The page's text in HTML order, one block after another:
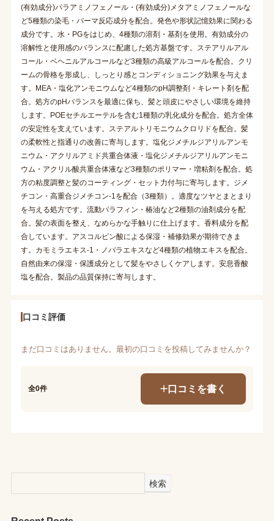
(有効成分)パラアミノフェノール・(有効成分)メタアミノフェノールな
ど5種類の染毛・パーマ反応成分を配合。発色や形状記憶効果に関わる
成分です。水・PGをはじめ、4種類の溶剤・基剤を使用。有効成分の
溶解性と使用感のバランスに配慮した処方基盤です。ステアリルアル
コール・ベヘニルアルコールなど3種類の高級アルコールを配合。クリ
ームの骨格を形成し、しっとり感とコンディショニング効果を与えま
す。MEA・塩化アンモニウムなど4種類のpH調整剤・キレート剤を配
合。処方のpHバランスを最適に保ち、髪と頭皮にやさしい環境を維持
します。POEセチルエーテルを含む1種類の乳化成分を配合。処方全体
の安定性を支えています。ステアルトリモニウムクロリドを配合。髪
の柔軟性と指通りの改善に寄与します。塩化ジメチルジアリルアンモ
ニウム・アクリルアミド共重合体液・塩化ジメチルジアリルアンモニ
ウム・アクリル酸共重合体液など3種類のポリマー・増粘剤を配合。処
方の粘度調整と髪のコーティング・セット力付与に寄与します。ジメ
チコン・高重合ジメチコン-1を配合（3種類）。適度なツヤとまとまり
を与える処方です。流動パラフィン・椿油など2種類の油剤成分を配
合。髪の表面を整え、なめらかな手触りに仕上げます。香料成分を配
合しています。アスコルビン酸による保湿・補修効果が期待できま
す。カモミラエキス-1・ノバラエキスなど4種類の植物エキスを配合。
自然由来の保湿・保護成分として髪をやさしくケアします。安息香酸
塩を配合。製品の品質保持に寄与します。
口コミ評価
まだ口コミはありません。最初の口コミを投稿してみませんか？
全0件 口コミを書く
検索